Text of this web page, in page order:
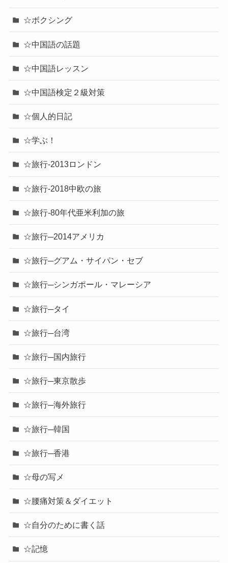
☆ボクシング
☆中国語の話題
☆中国語レッスン
☆中国語検定２級対策
☆個人的日記
☆学ぶ！
☆旅行-2013ロンドン
☆旅行-2018中欧の旅
☆旅行-80年代亜米利加の旅
☆旅行─2014アメリカ
☆旅行─グアム・サイパン・セブ
☆旅行─シンガポール・マレーシア
☆旅行─タイ
☆旅行─台湾
☆旅行─国内旅行
☆旅行─東京散歩
☆旅行─海外旅行
☆旅行─韓国
☆旅行─香港
☆母の写メ
☆腰痛対策＆ダイエット
☆自分のために書く話
☆記憶